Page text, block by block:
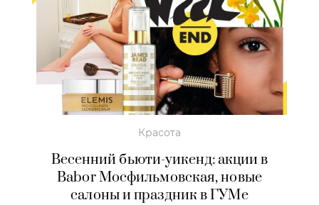
Красота
Весенний бьюти-уикенд: акции в
Babor Мосфильмовская, новые
салоны и праздник в ГУМе